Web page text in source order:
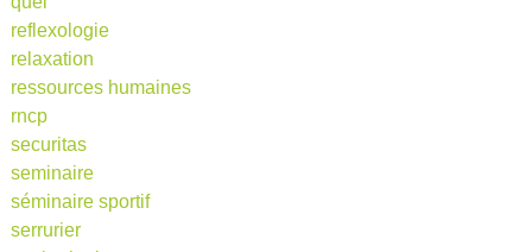
reflexologie
relaxation
ressources humaines
rncp
securitas
seminaire
séminaire sportif
serrurier